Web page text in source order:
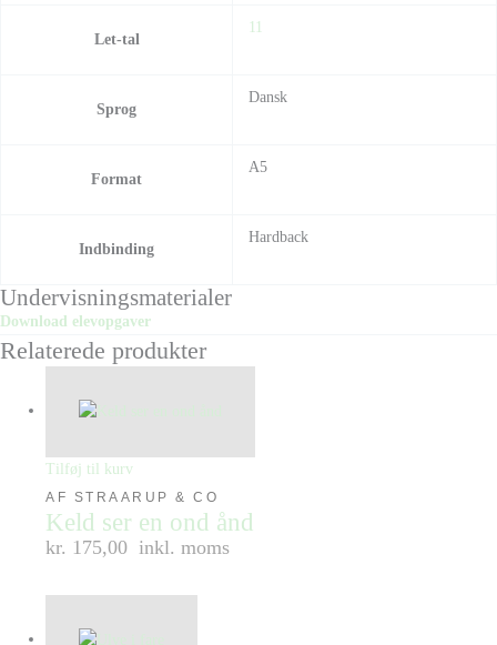
Let-tal
Sprog
Dansk
Format
A5
Indbinding
Hardback
Undervisningsmaterialer
Download elevopgaver
Relaterede produkter
Tilføj til kurv
AF STRAARUP & CO
Keld ser en ond ånd
kr. 175,00 inkl. moms